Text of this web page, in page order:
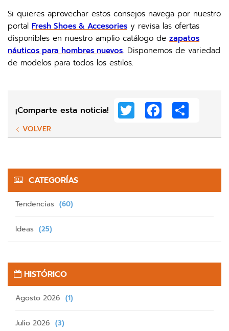
Si quieres aprovechar estos consejos navega por nuestro
portal Fresh Shoes & Accesories y revisa las ofertas
disponibles en nuestro amplio catálogo de zapatos
náuticos para hombres nuevos. Disponemos de variedad
de modelos para todos los estilos.
¡Comparte esta noticia! Twitter Facebook
VOLVER
CATEGORÍAS
Tendencias (60)
Ideas (25)
HISTÓRICO
Agosto 2026 (1)
Julio 2026 (3)